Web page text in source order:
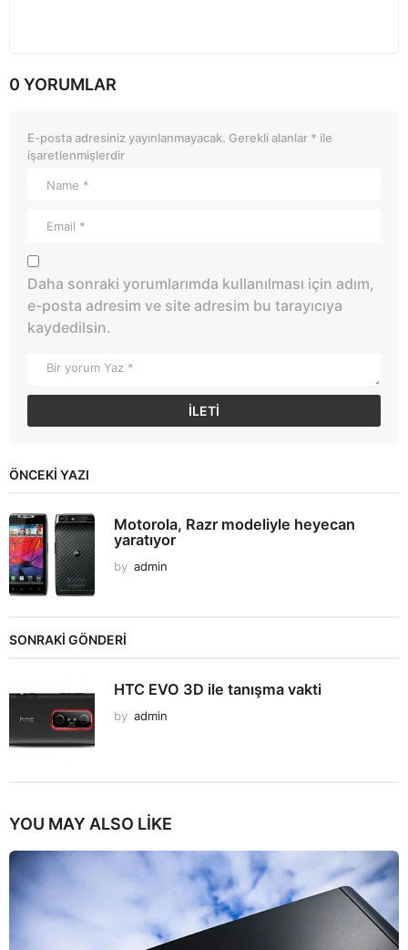
0 YORUMLAR
E-posta adresiniz yayınlanmayacak. Gerekli alanlar * ile
işaretlenmişlerdir
Daha sonraki yorumlarımda kullanılması için adım,
e-posta adresim ve site adresim bu tarayıcıya
kaydedilsin.
ÖNCEKI YAZI
Motorola, Razr modeliyle heyecan
yaratıyor
by admin
SONRAKİ GÖNDERİ
HTC EVO 3D ile tanışma vakti
by admin
YOU MAY ALSO LIKE